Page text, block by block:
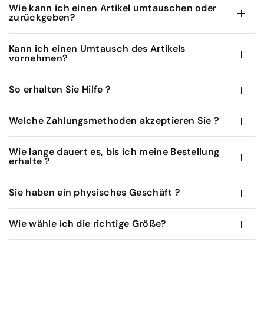
Wie kann ich einen Artikel umtauschen oder
zurückgeben?
Kann ich einen Umtausch des Artikels
vornehmen?
So erhalten Sie Hilfe ?
Welche Zahlungsmethoden akzeptieren Sie ?
Wie lange dauert es, bis ich meine Bestellung
erhalte ?
Sie haben ein physisches Geschäft ?
Wie wähle ich die richtige Größe?